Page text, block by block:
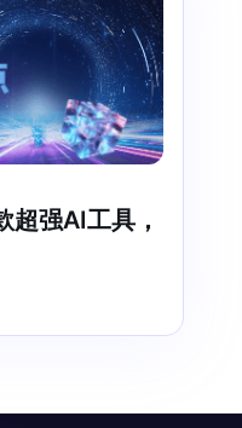
强AI工具，